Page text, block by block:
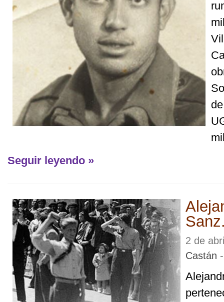
Seguir leyendo »
2 de
Castán